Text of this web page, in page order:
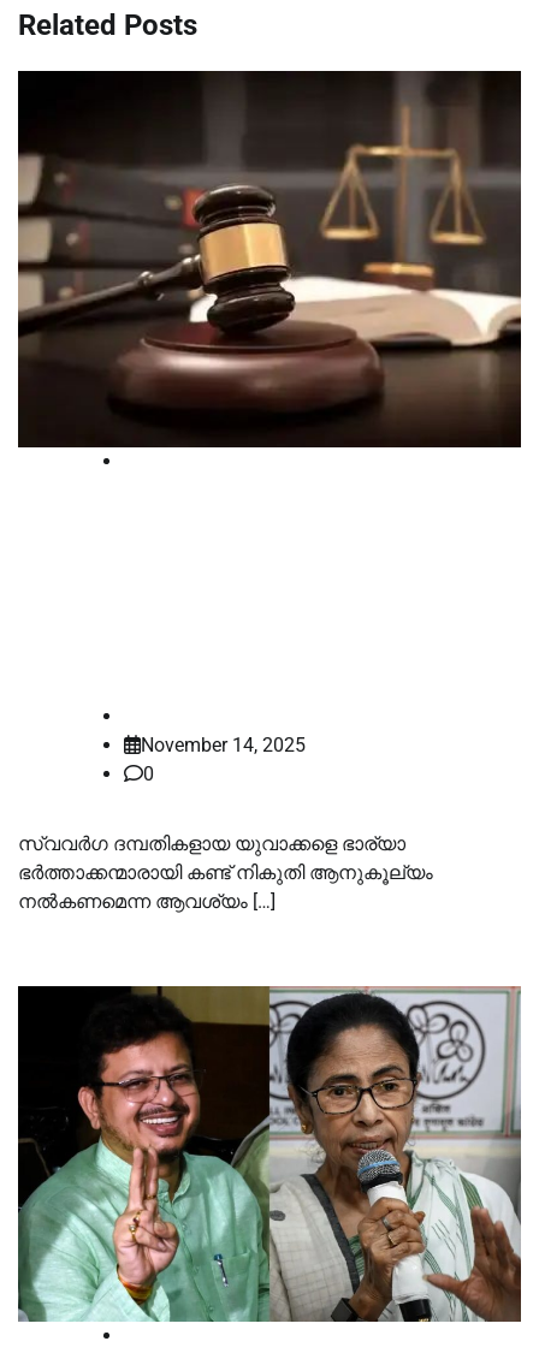
Related Posts
November 14, 2025
0
സ്വവര്‍ഗ ദമ്പതികളായ യുവാക്കളെ ഭാര്യാ
ഭര്‍ത്താക്കന്മാരായി കണ്ട് നികുതി ആനുകൂല്യം
നല്‍കണമെന്ന ആവശ്യം […]